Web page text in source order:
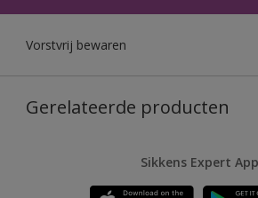
Vorstvrij bewaren
Gerelateerde producten
Sikkens Expert App